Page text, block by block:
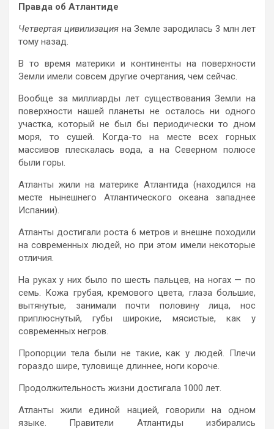
Правда об Атлантиде
Четвертая цивилизация на Земле зародилась 3 млн лет
тому назад.
В то время материки и континенты на поверхности
Земли имели совсем другие очертания, чем сейчас.
Вообще за миллиарды лет существования Земли на
поверхности нашей планеты не осталось ни одного
участка, который не был бы периодически то дном
моря, то сушей. Когда-то на месте всех горных
массивов плескалась вода, а на Северном полюсе
были горы.
Атланты жили на материке Атлантида (находился на
месте нынешнего Атлантического океана западнее
Испании).
Атланты достигали роста 6 метров и внешне походили
на современных людей, но при этом имели некоторые
отличия.
На руках у них было по шесть пальцев, на ногах — по
семь. Кожа грубая, кремового цвета, глаза большие,
вытянутые, занимали почти половину лица, нос
приплюснутый, губы широкие, мясистые, как у
современных негров.
Пропорции тела были не такие, как у людей. Плечи
гораздо шире, туловище длиннее, ноги короче.
Продолжительность жизни достигала 1000 лет.
Атланты жили единой нацией, говорили на одном
языке. Правители Атлантиды избирались